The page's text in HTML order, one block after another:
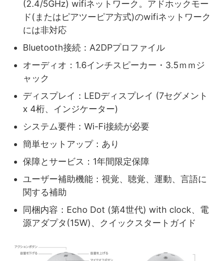
(2.4/5GHz) wifiネットワーク。アドホックモー
ド(またはピアツーピア方式)のwifiネットワーク
には非対応
Bluetooth接続：A2DPプロファイル
オーディオ：1.6インチスピーカー・3.5ｍｍジ
ャック
ディスプレイ：LEDディスプレイ (7セグメント
x 4桁、インジケーター)
システム要件：Wi-Fi接続が必要
簡単セットアップ：あり
保障とサービス：1年間限定保障
ユーザー補助機能：視覚、聴覚、運動、言語に
関する補助
同梱内容：Echo Dot (第4世代) with clock、電
源アダプタ(15W)、クイックスタートガイド